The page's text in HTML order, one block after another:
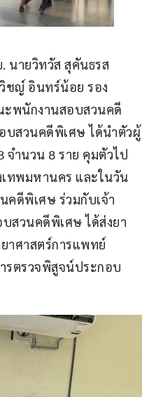
นายวิทวัส สุคันธรส
ชญ์ อินทร์น้อย รอง
พนักงานสอบสวนคดี
บสวนคดีพิเศษ ได้นำตัวผู้
ำนวน 8 ราย คุมตัวไป
ทพมหานคร และในวัน
ดีพิเศษ ร่วมกับเจ้า
สวนคดีพิเศษ ได้ส่งยา
าศาสตร์การแพทย์
รตรวจพิสูจน์ประกอบ